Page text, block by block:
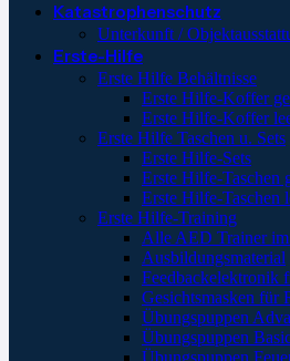
Katastrophenschutz
Unterkunft /
Erste-Hilfe
Erste Hilfe Behältnisse
Erste Hilfe-Koffer
Erste Hilfe-Koffer
Erste Hilfe Taschen u. Sets
Erste Hilfe-Sets
Erste Hilfe-Taschen
Erste Hilfe-Taschen
Erste Hilfe-Training
Alle AED Trainer
Ausbildungsmaterial
Feedbackelektronik
Gesichtsmasken für
Übungspuppen
Übungspuppen
Übungspuppen